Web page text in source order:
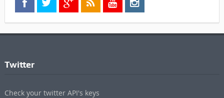
Twitter
Check your twitter API's keys